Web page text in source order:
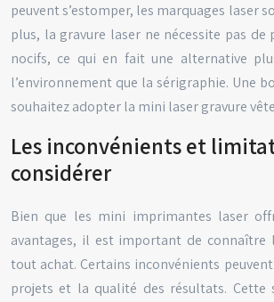
peuvent s’estomper, les marquages laser
plus, la gravure laser ne nécessite pas de
nocifs, ce qui en fait une alternative
l’environnement que la sérigraphie. Une
souhaitez adopter la mini laser gravure
Les inconvénients et
considérer
Bien que les mini imprimantes laser
avantages, il est important de connaître
tout achat. Certains inconvénients
projets et la qualité des résultats. Cette